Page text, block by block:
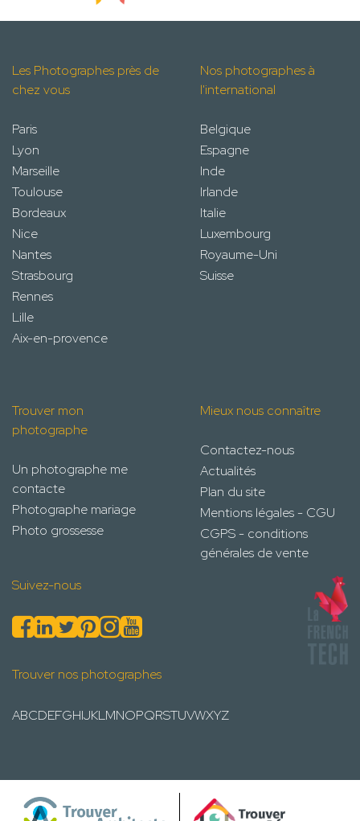
Les Photographes près de
chez vous
Paris
Lyon
Marseille
Toulouse
Bordeaux
Nice
Nantes
Strasbourg
Rennes
Lille
Aix-en-provence
Nos photographes à
l'international
Belgique
Espagne
Inde
Irlande
Italie
Luxembourg
Royaume-Uni
Suisse
Trouver mon
photographe
Un photographe me
contacte
Photographe mariage
Photo grossesse
Mieux nous connaître
Contactez-nous
Actualités
Plan du site
Mentions légales - CGU
CGPS - conditions
générales de vente
Suivez-nous
Trouver nos photographes
ABCDEFGHIJKLMNOPQRSTUVWXYZ